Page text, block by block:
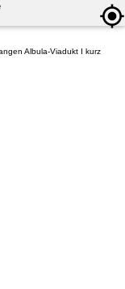
Albula-Viadukt I kurz